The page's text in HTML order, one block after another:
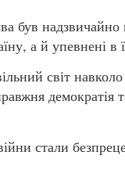
був
а й упевнені в
світ
демократія
стали